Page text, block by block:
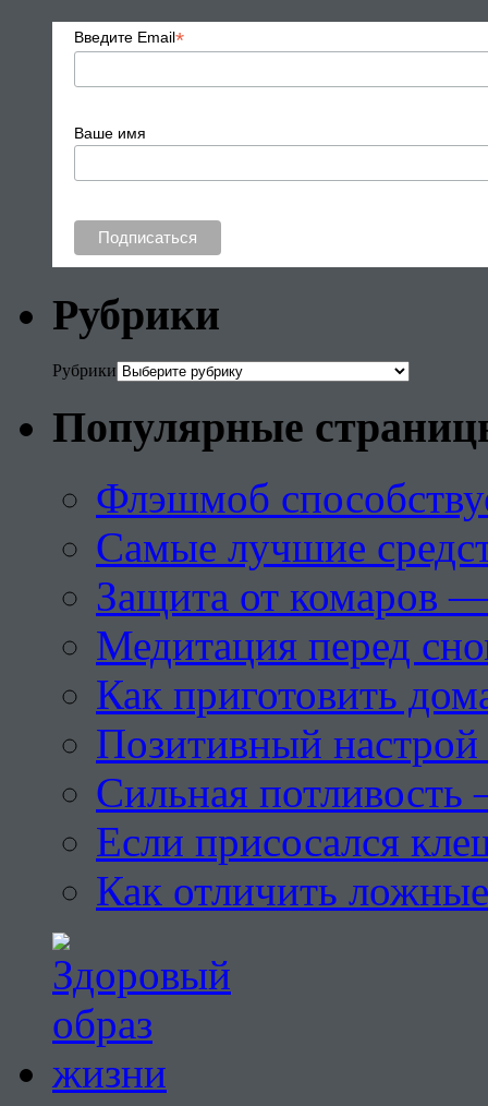
Введите Email*
Ваше имя
Рубрики
Рубрики
Популярные
Флэшмоб
Самые лучшие
Защита от комаров
Медитация перед
Как приготовить
Позитивный настрой
Сильная потливость
Если присосался
Как отличить